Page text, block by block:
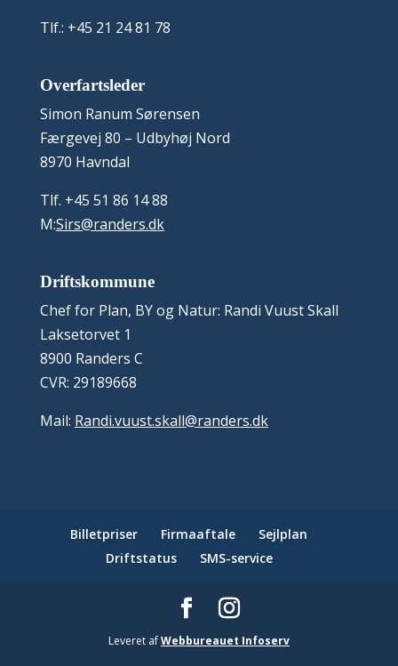
Tlf.: +45 21 24 81 78
Overfartsleder
Simon Ranum Sørensen
Færgevej 80 – Udbyhøj Nord
8970 Havndal
Tlf. +45 51 86 14 88
M:Sirs@randers.dk
Driftskommune
Chef for Plan, BY og Natur: Randi Vuust Skall
Laksetorvet 1
8900 Randers C
CVR: 29189668
Mail: Randi.vuust.skall@randers.dk
Billetpriser Firmaaftale
Sejlplan
Driftstatus
SMS-service
Leveret afWebbureauet Infoserv